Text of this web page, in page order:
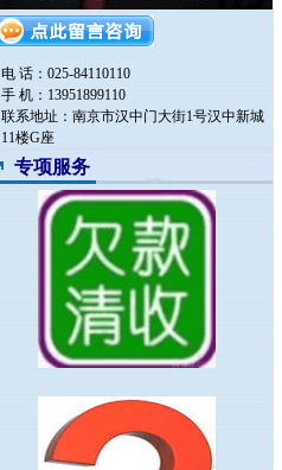
电 话：025-84110110
手 机：13951899110
联系地址：南京市汉中门大街1号汉中新城
11楼G座
专项服务